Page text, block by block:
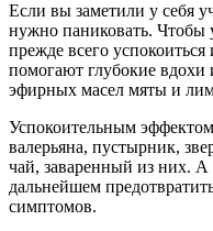
Если вы заметили у себя
нужно паниковать. Чтобы
прежде всего
помогают глубокие
эфирных масел мяты и
Успокоительным
валерьяна, пустырник,
чай, заваренный из них.
дальнейшем
симптомов.